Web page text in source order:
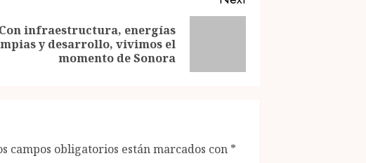
Con infraestructura, energías
y desarrollo, vivimos el
momento de Sonora
campos obligatorios están marcados con *